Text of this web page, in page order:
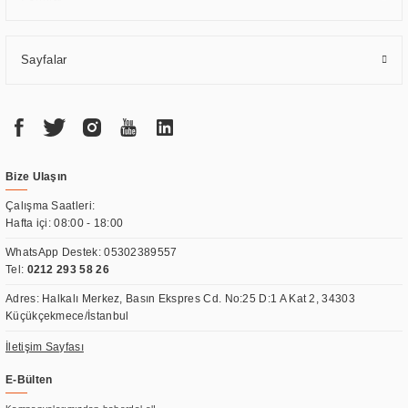
Sayfalar
Bize Ulaşın
Çalışma Saatleri:
Hafta içi: 08:00 - 18:00
WhatsApp Destek:05302389557
Tel: 0212 293 58 26
Adres: Halkalı Merkez, Basın Ekspres Cd. No:25 D:1 A Kat 2, 34303
Küçükçekmece/İstanbul
İletişim Sayfası
E-Bülten